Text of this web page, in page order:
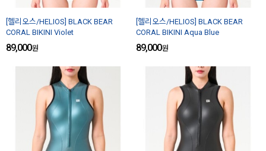
[헬리오스/HELIOS] BLACK BEAR
CORAL BIKINI Violet
89,000원
[헬리오스/HELIOS] BLACK BEAR
CORAL BIKINI Aqua Blue
89,000원